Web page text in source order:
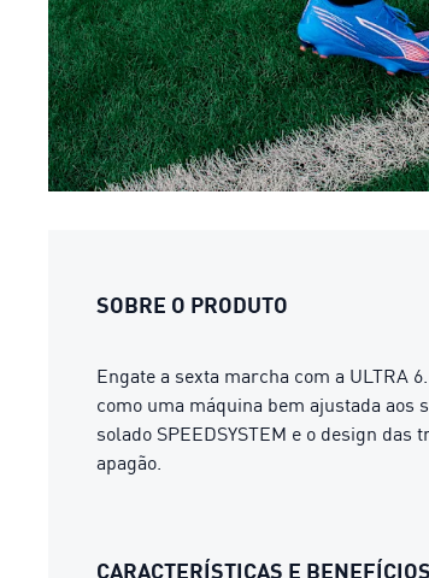
SOBRE O PRODUTO
Engate a sexta marcha com a ULTRA
como uma máquina bem ajustada aos
solado SPEEDSYSTEM e o design
apagão.
CARACTERÍSTICAS E BENEFÍCIOS